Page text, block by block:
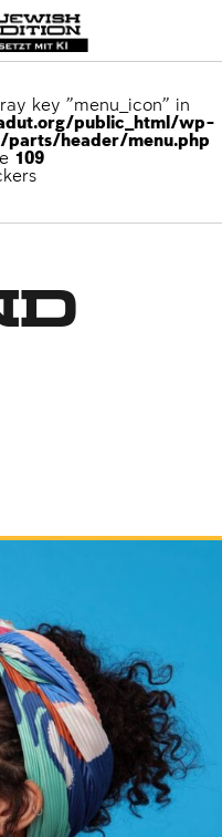
key "menu_icon" in
public_html/wp-
header/menu.php
109